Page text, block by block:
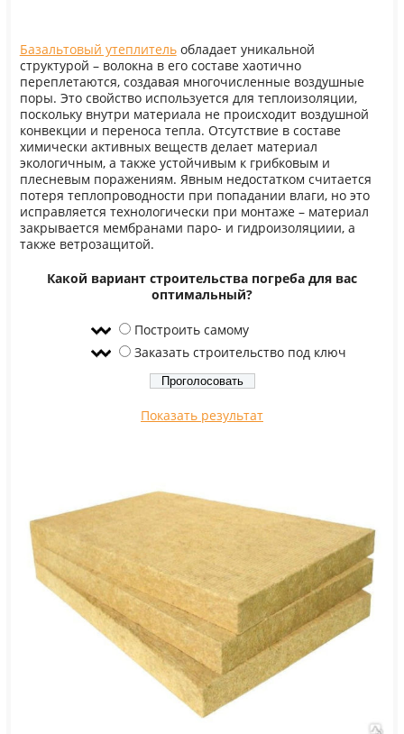
Базальтовый утеплительобладает уникальной
структурой – волокна в его составе хаотично
переплетаются, создавая многочисленные воздушные
поры. Это свойство используется для теплоизоляции,
поскольку внутри материала не происходит воздушной
конвекции и переноса тепла. Отсутствие в составе
химически активных веществ делает материал
экологичным, а также устойчивым к грибковым и
плесневым поражениям. Явным недостатком считается
потеря теплопроводности при попадании влаги, но это
исправляется технологически при монтаже – материал
закрывается мембранами паро- и гидроизоляциии, а
также ветрозащитой.
Какой вариант строительства погреба для вас
оптимальный?
Построить самому
Заказать строительство под ключ
Показать результат